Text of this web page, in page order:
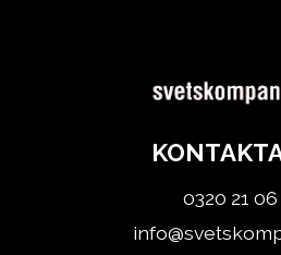
0320 21